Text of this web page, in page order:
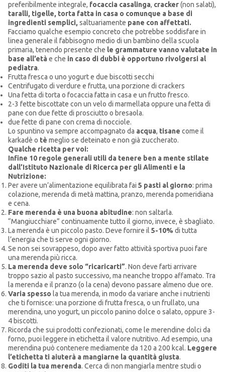
preferibilmente integrale, focaccia casalinga, cracker(non salati),
taralli, tigelle, torta fatta in casa o comunque a base di
ingredienti semplici, saltuariamente pane con affettati.
Facciamo qualche esempio concreto che potrebbe soddisfare in
linea generale il fabbisogno medio di un bambino della scuola
primaria, tenendo presente che le grammature vanno valutate in
base all’età e che in caso di dubbi è opportuno rivolgersi al
pediatra.
Frutta fresca o uno yogurt e due biscotti secchi
Centrifugato di verdure e frutta, una porzione di crackers
Una fetta di torta o focaccia fatta in casa e un frutto fresco.
2-3 fette biscottate con un velo di marmellata oppure una fetta di
pane con due fette di prosciutto o bresaola.
due fette di pane con crema di nocciole.
Lo spuntino va sempre accompagnato da acqua, tisane come il
karkadè o tè meglio se deteinato e non già zuccherato.
Qualche ricetta per voi:
Infine 10 regole generali utili da tenere ben a mente stilate
dall’Istituto Nazionale di Ricerca per gli Alimenti e la
Nutrizione:
Per avere un’alimentazione equilibrata fai 5 pasti al giorno: prima
colazione, merenda di metà mattina, pranzo, merenda pomeridiana
e cena.
Fare merenda è una buona abitudine: non saltarla.
“Mangiucchiare” continuamente tutto il giorno, invece, è sbagliato.
La merenda è un piccolo pasto. Deve fornire il 5-10% di tutta
l’energia che ti serve ogni giorno.
Se non sei sovrappeso, dopo aver fatto attività sportiva puoi fare
una merenda più ricca.
La merenda deve solo “ricaricarti”. Non deve farti arrivare
troppo sazio al pasto successivo, ma neanche troppo affamato. Tra
la merenda e il pranzo (o la cena) devono passare almeno due ore.
Varia spesso la tua merenda, in modo da variare anche i nutrienti
che ti fornisce: una porzione di frutta fresca, o un frullato, una
merendina, uno yogurt, un piccolo panino dolce o salato, oppure 3-
4 biscotti.
Ricorda che sui prodotti confezionati, come le merendine dolci da
forno, puoi leggere in etichetta il valore nutritivo. Ad esempio, una
merendina può contenere mediamente da 120 a 200 kcal. Leggere
l’etichetta ti aiuterà a mangiarne la quantità giusta.
Goditi la tua merenda. Cerca di non mangiarla mentre studi o